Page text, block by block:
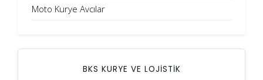
Moto Kurye Avcılar
BKS KURYE VE LOJİSTİK